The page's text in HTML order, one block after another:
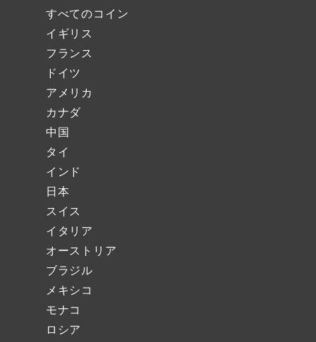
すべてのコイン
イギリス
フランス
ドイツ
アメリカ
カナダ
中国
タイ
インド
日本
スイス
イタリア
オーストリア
ブラジル
メキシコ
モナコ
ロシア